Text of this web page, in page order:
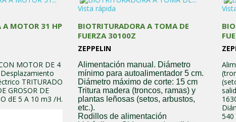
A MOTOR 31 HP
MOTOR DE 4
TRITURADO
GROSOR DE
dE 5 A 10 m3 /H.
Vista rápida
BIOTRITURADORA A TOMA DE
FUERZA 30100Z
ZEPPELIN
Alimentación manual. Diámetro
mínimo para autoalimentador 5 cm.
Diámetro máximo de corte: 15 cm
Tritura madera (troncos, ramas) y
plantas leñosas (setos, arbustos,
etc.).
Rodillos de alimentación
540